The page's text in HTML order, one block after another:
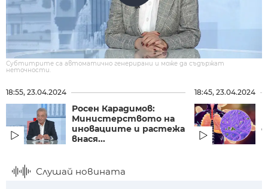
Субтитрите са автоматично генерирани и може да съдържат
неточности.
18:55, 23.04.2024
Росен Карадимов:
Министерството на
иновациите и растежа
внася...
18:45, 23.04.2024
Слушай новината